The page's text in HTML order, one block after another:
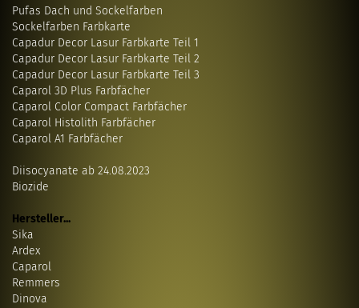
Pufas Dach und Sockelfarben
Sockelfarben Farbkarte
Capadur Decor Lasur Farbkarte Teil 1
Capadur Decor Lasur Farbkarte Teil 2
Capadur Decor Lasur Farbkarte Teil 3
Caparol 3D Plus Farbfächer
Caparol Color Compact Farbfächer
Caparol Histolith Farbfächer
Caparol A1 Farbfächer
Diisocyanate ab 24.08.2023
Biozide
Hersteller...
Sika
Ardex
Caparol
Remmers
Dinova